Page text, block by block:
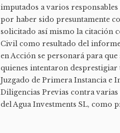
imputados a varios
por haber sido presuntamente
solicitado así mismo la citación
Civil como resultado del
en Acción se personará para
quienes intentaron
Juzgado de Primera Instancia e
Diligencias Previas contra
del Agua Investments SL, como